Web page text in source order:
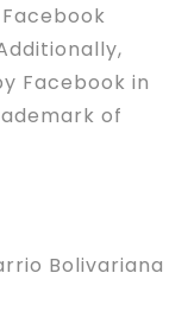
Facebook in
of
Bolivariana